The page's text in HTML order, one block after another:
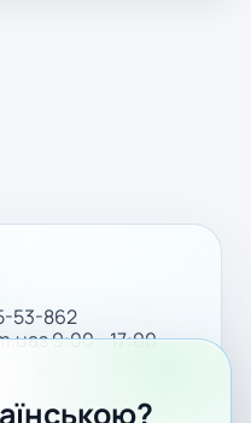
53-862
з 9:00 - 17:00
YouTube